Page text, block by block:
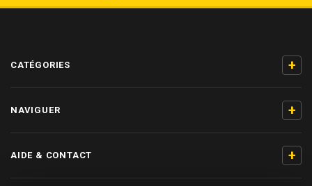
CATÉGORIES +
NAVIGUER +
AIDE & CONTACT +